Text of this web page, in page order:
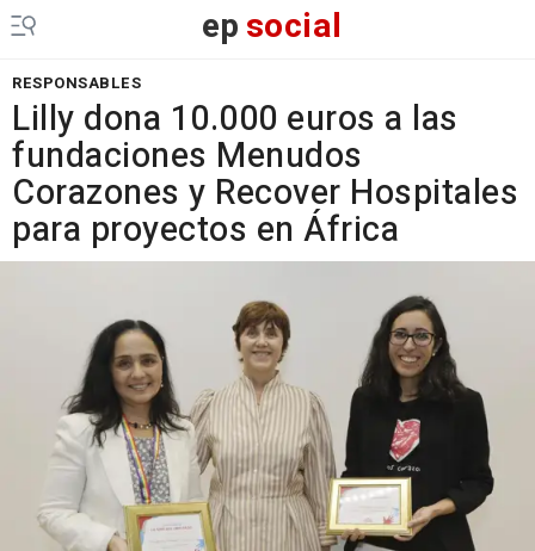
epsocial
RESPONSABLES
Lilly dona 10.000 euros a las
fundaciones Menudos
Corazones y Recover Hospitales
para proyectos en África